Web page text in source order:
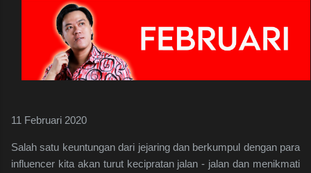
11 Februari 2020
Salah satu keuntungan dari jejaring dan berkumpul dengan para
influencer kita akan turut kecipratan jalan - jalan dan menikmati